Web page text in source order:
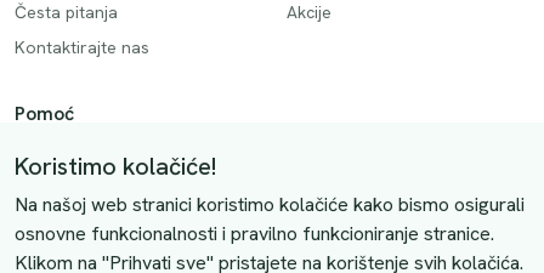
Česta pitanja
Kontaktirajte nas
Akcije
Pomoć
Način plaćanja
Dostava
Povrati i otkazivanje
Uslovi kupovine
Koristimo kolačiće!
Na našoj web stranici koristimo kolačiće kako bismo osigurali
osnovne funkcionalnosti i pravilno funkcioniranje stranice.
Klikom na "Prihvati sve" pristajete na korištenje svih kolačića.